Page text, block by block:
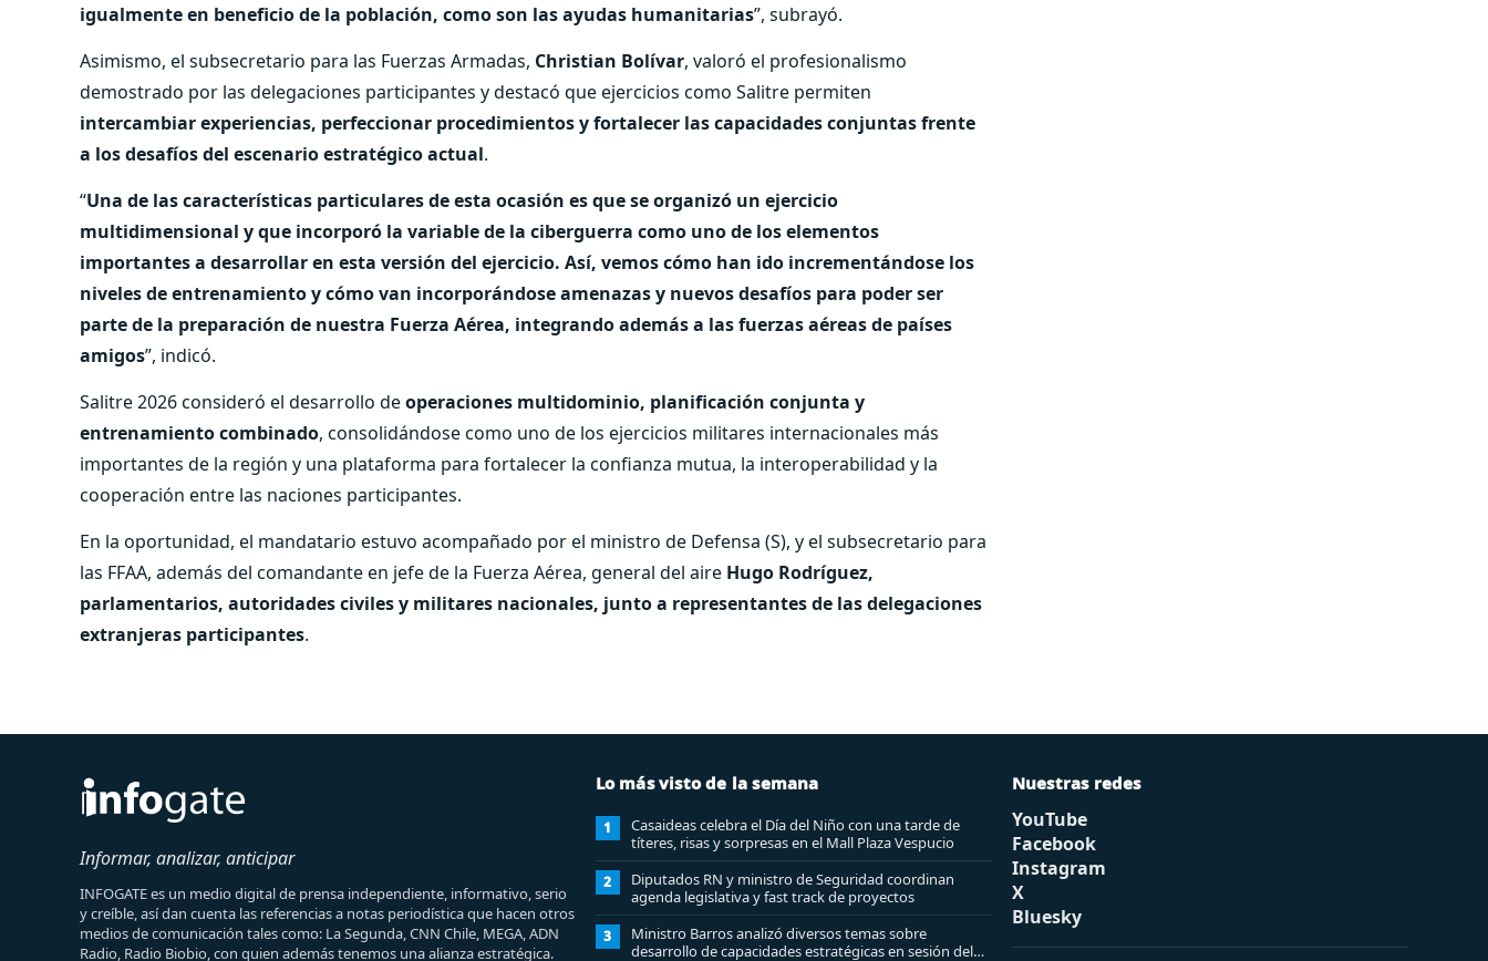
igualmente en beneficio de la población, como son las ayudas humanitarias”, subrayó.
Asimismo, el subsecretario para las Fuerzas Armadas, Christian Bolívar, valoró el profesionalismo
demostrado por las delegaciones participantes y destacó que ejercicios como Salitre permiten
intercambiar experiencias, perfeccionar procedimientos y fortalecer las capacidades conjuntas frente
a los desafíos del escenario estratégico actual.
“Una de las características particulares de esta ocasión es que se organizó un ejercicio
multidimensional y que incorporó la variable de la ciberguerra como uno de los elementos
importantes a desarrollar en esta versión del ejercicio. Así, vemos cómo han ido incrementándose los
niveles de entrenamiento y cómo van incorporándose amenazas y nuevos desafíos para poder ser
parte de la preparación de nuestra Fuerza Aérea, integrando además a las fuerzas aéreas de países
amigos”, indicó.
Salitre 2026 consideró el desarrollo deoperaciones multidominio, planificación conjunta y
entrenamiento combinado, consolidándose como uno de los ejercicios militares internacionales más
importantes de la región y una plataforma para fortalecer la confianza mutua, la interoperabilidad y la
cooperación entre las naciones participantes.
En la oportunidad, el mandatario estuvo acompañado por el ministro de Defensa (S), y el subsecretario para
las FFAA, además del comandante en jefe de la Fuerza Aérea, general del aire Hugo Rodríguez,
parlamentarios, autoridades civiles y militares nacionales, junto a representantes de las delegaciones
extranjeras participantes.
Informar, analizar, anticipar
INFOGATE es un medio digital de prensa independiente, informativo, serio
y creíble, así dan cuenta las referencias a notas periodística que hacen otros
medios de comunicación tales como: La Segunda, CNN Chile, MEGA, ADN
Radio, Radio Biobio, con quien además tenemos una alianza estratégica.
Lo más visto de la semana
1
Casaideas celebra el Día del Niño con una tarde de
títeres, risas y sorpresas en el Mall Plaza Vespucio
2
Diputados RN y ministro de Seguridad coordinan
agenda legislativa y fast track de proyectos
3
Ministro Barros analizó diversos temas sobre
desarrollo de capacidades estratégicas en sesión del
Nuestras redes
YouTube
Facebook
Instagram
X
Bluesky